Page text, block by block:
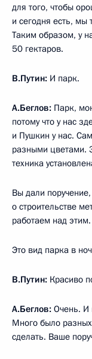
для того, чтобы
и сегодня есть,
Таким образом, у
50 гектаров.
В.Путин: И парк.
А.Беглов: Парк,
потому что у нас
и Пушкин у нас.
разными цветами.
техника
Вы дали
о строительстве
работаем над
Это вид парка в
В.Путин: Красиво
А.Беглов: Очень. И
Много было
сделать. Ваше